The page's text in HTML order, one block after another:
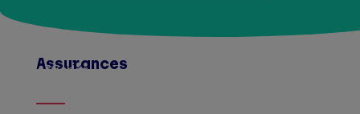
Assurances
Afficher